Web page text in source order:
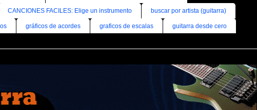
CANCIONES FACILES: Elige un instrumento buscar por artista (guitarra)
gráficos de acordes graficos de escalas guitarra desde cero